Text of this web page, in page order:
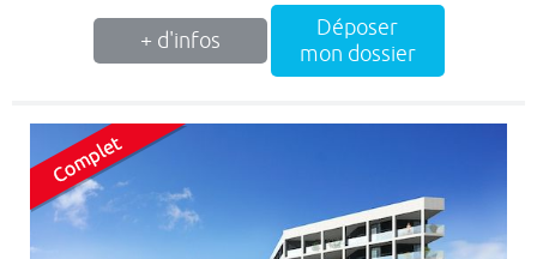
+ d'infos
Déposer
mon dossier